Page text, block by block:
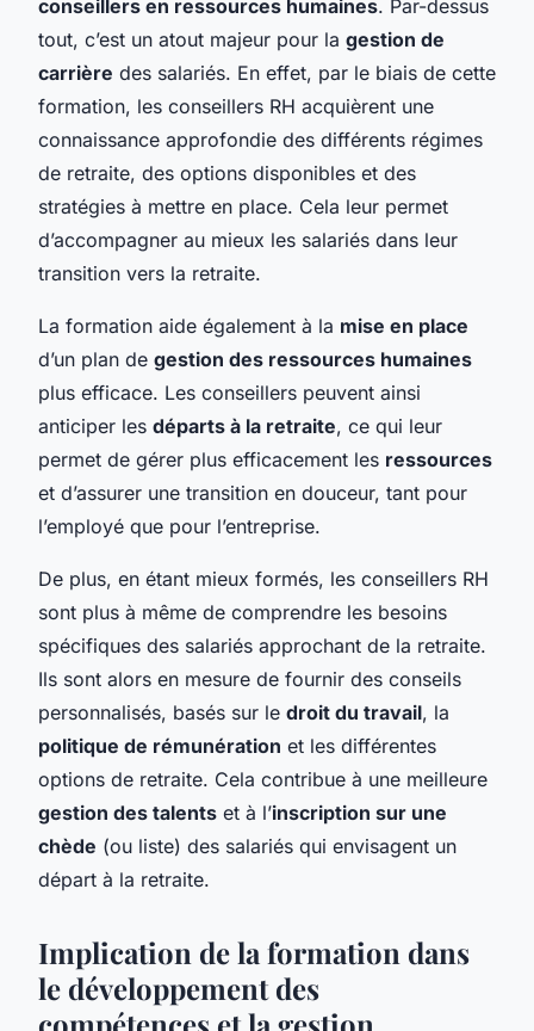
conseillers en ressources humaines. Par-dessus
tout, c’est un atout majeur pour la gestion de
carrière des salariés. En effet, par le biais de cette
formation, les conseillers RH acquièrent une
connaissance approfondie des différents régimes
de retraite, des options disponibles et des
stratégies à mettre en place. Cela leur permet
d’accompagner au mieux les salariés dans leur
transition vers la retraite.
La formation aide également à la mise en place
d’un plan de gestion des ressources humaines
plus efficace. Les conseillers peuvent ainsi
anticiper les départs à la retraite, ce qui leur
permet de gérer plus efficacement les ressources
et d’assurer une transition en douceur, tant pour
l’employé que pour l’entreprise.
De plus, en étant mieux formés, les conseillers RH
sont plus à même de comprendre les besoins
spécifiques des salariés approchant de la retraite.
Ils sont alors en mesure de fournir des conseils
personnalisés, basés sur le droit du travail, la
politique de rémunération et les différentes
options de retraite. Cela contribue à une meilleure
gestion des talents et à l’inscription sur une
chède (ou liste) des salariés qui envisagent un
départ à la retraite.
Implication de la formation dans
le développement des